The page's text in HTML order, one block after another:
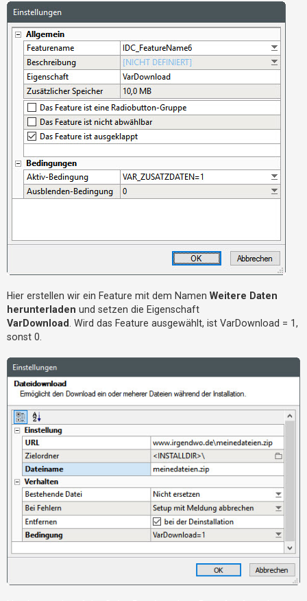
Hier erstellen wir ein Feature mit dem Namen Weitere Daten
herunterladen und setzen die Eigenschaft
VarDownload
. Wird das Feature ausgewählt, ist VarDownload = 1,
sonst 0.